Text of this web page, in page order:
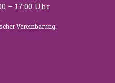
– 17:00 Uhr
Vereinbarung.